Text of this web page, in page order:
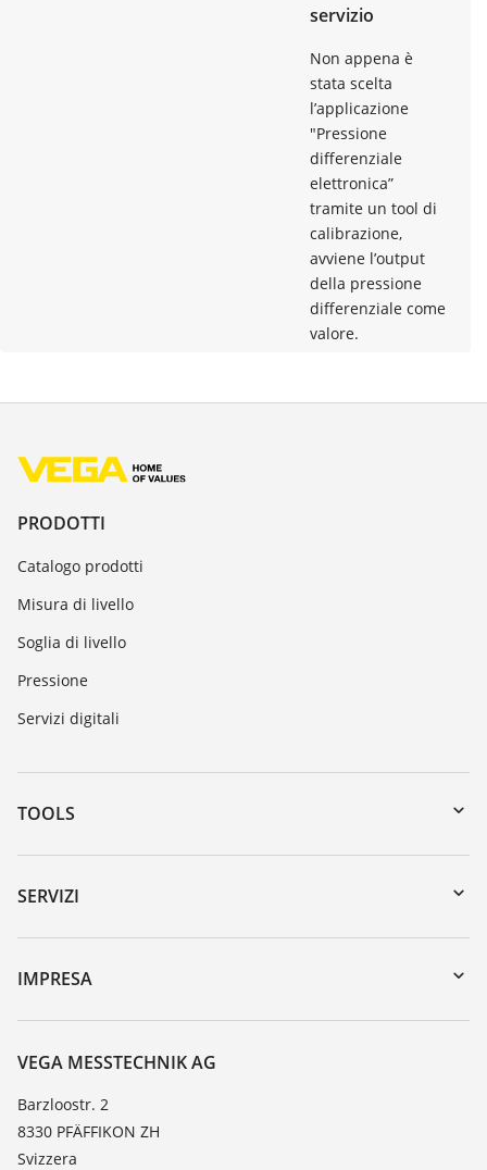
servizio
Non appena è
stata scelta
l’applicazione
"Pressione
differenziale
elettronica”
tramite un tool di
calibrazione,
avviene l’output
della pressione
differenziale come
valore.
PRODOTTI
Catalogo prodotti
Misura di livello
Soglia di livello
Pressione
Servizi digitali
TOOLS
Downloads
Ricerca numero di serie
DTM Collection/PACTware
SERVIZI
Reso apparecchio
Seminari
Lista resistenza
TeamViewer
IMPRESA
VEGA, l'azienda
Contatto
Novità
Stampa
VEGA MESSTECHNIK AG
Barzloostr. 2
8330 PFÄFFIKON ZH
Svizzera